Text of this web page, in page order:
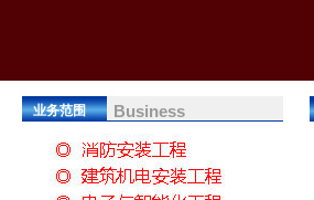
业务范围 Business